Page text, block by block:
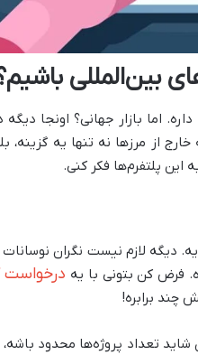
بین‌المللی
اما بازار جهانی؟ اونجا
از مرزها نه تنها یه گزینه،
این پلتفرم‌ها فکر کنی.
دیگه لازم نیست نگران
فرض کن بتونی با یه درخواست
چند برابره!
شاید تعداد پروژه‌ها محدود